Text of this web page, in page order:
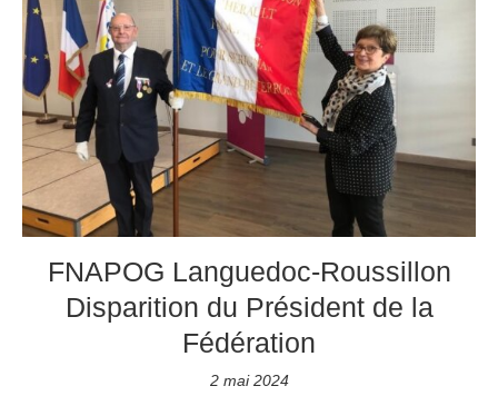
FNAPOG Languedoc-Roussillon
Disparition du Président de la
Fédération
2 mai 2024